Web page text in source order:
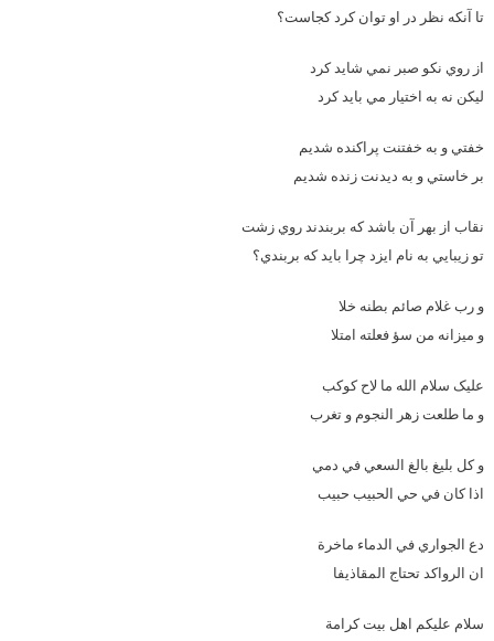
تا آنکه نظر در او توان کرد کجاست؟
از روي نکو صبر نمي شايد کرد
ليکن نه به اختيار مي بايد کرد
خفتي و به خفتنت پراکنده شديم
بر خاستي و به ديدنت زنده شديم
نقاب از بهر آن باشد که بربندند روي زشت
تو زيبايي به نام ايزد چرا بايد که بربندي؟
و رب غلام صائم بطنه خلا
و ميزانه من سؤ فعلته امتلا
عليک سلام الله ما لاح کوکب
و ما طلعت زهر النجوم و تغرب
و کل بليغ بالغ السعي في دمي
اذا کان في حي الحبيب حبيب
دع الجواري في الدماء ماخرة
ان الرواکد تحتاج المقاذيفا
سلام عليکم اهل بيت کرامة